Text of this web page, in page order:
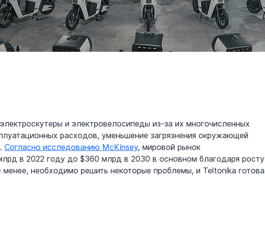
и электровелосипеды из-за их многочисленных
расходов, уменьшение загрязнения окружающей
Согласно исследованию McKinsey, мировой рынок
в 2022 году до $360 млрд в 2030 в основном благодаря
необходимо решить некоторые проблемы, и Teltonika